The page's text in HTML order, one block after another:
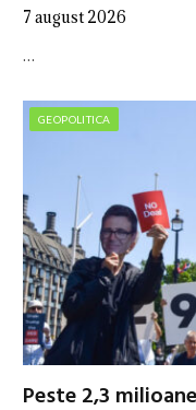
7 august 2026
…
GEOPOLITICA
Peste 2,3